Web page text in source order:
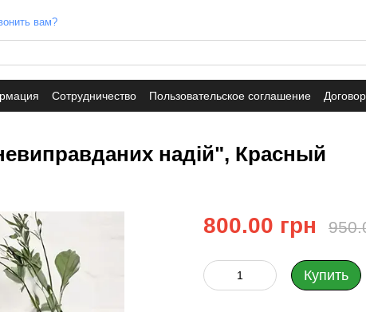
вам?
Сотрудничество Пользовательское соглашение
надій", Красный
800.00 грн
Купить